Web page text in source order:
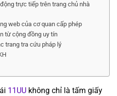
trực tiếp trên trang chủ nhà
web của cơ quan cấp phép
từ cộng đồng uy tín
trang tra cứu pháp lý
11UU không chỉ là tấm giấy